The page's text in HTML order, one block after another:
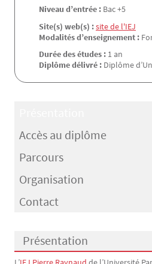
Niveau d’entrée : Bac +5
Site(s) web(s) :site de l'IEJ
Modalités d’enseignement :
Durée des études : 1 an
Diplôme délivré : Diplôme
Accès au diplôme
Parcours
Organisation
Contact
Présentation